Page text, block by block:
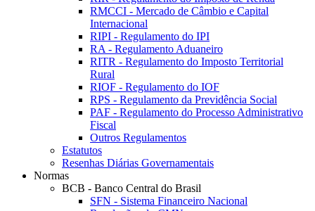
RMCCI - Mercado de Câmbio e Capital
Internacional
RIPI - Regulamento do IPI
RA - Regulamento Aduaneiro
RITR - Regulamento do Imposto Territorial
Rural
RIOF - Regulamento do IOF
RPS - Regulamento da Previdência Social
PAF - Regulamento do Processo Administrativo
Fiscal
Outros Regulamentos
Estatutos
Resenhas Diárias Governamentais
Normas
BCB - Banco Central do Brasil
SFN - Sistema Financeiro Nacional